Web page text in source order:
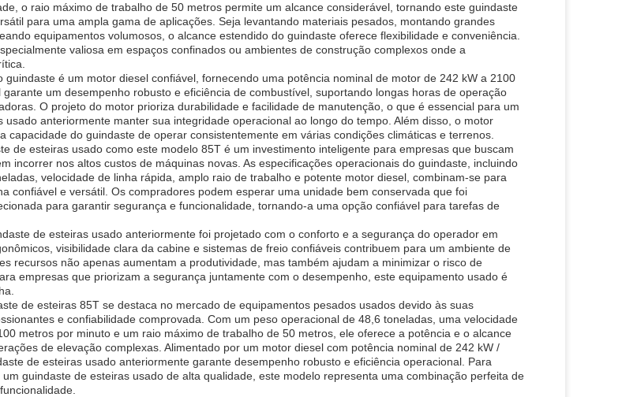
o raio máximo de trabalho de 50 metros permite um alcance considerável, tornando este guindaste
para uma ampla gama de aplicações. Seja levantando materiais pesados, montando grandes
equipamentos volumosos, o alcance estendido do guindaste oferece flexibilidade e conveniência.
valiosa em espaços confinados ou ambientes de construção complexos onde a
guindaste é um motor diesel confiável, fornecendo uma potência nominal de motor de 242 kW a 2100
garante um desempenho robusto e eficiência de combustível, suportando longas horas de operação
O projeto do motor prioriza durabilidade e facilidade de manutenção, o que é essencial para um
usado anteriormente manter sua integridade operacional ao longo do tempo. Além disso, o motor
capacidade do guindaste de operar consistentemente em várias condições climáticas e terrenos.
de esteiras usado como este modelo 85T é um investimento inteligente para empresas que buscam
incorrer nos altos custos de máquinas novas. As especificações operacionais do guindaste, incluindo
velocidade de linha rápida, amplo raio de trabalho e potente motor diesel, combinam-se para
confiável e versátil. Os compradores podem esperar uma unidade bem conservada que foi
para garantir segurança e funcionalidade, tornando-a uma opção confiável para tarefas de
de esteiras usado anteriormente foi projetado com o conforto e a segurança do operador em
visibilidade clara da cabine e sistemas de freio confiáveis contribuem para um ambiente de
recursos não apenas aumentam a produtividade, mas também ajudam a minimizar o risco de
empresas que priorizam a segurança juntamente com o desempenho, este equipamento usado é
de esteiras 85T se destaca no mercado de equipamentos pesados usados devido às suas
e confiabilidade comprovada. Com um peso operacional de 48,6 toneladas, uma velocidade
metros por minuto e um raio máximo de trabalho de 50 metros, ele oferece a potência e o alcance
de elevação complexas. Alimentado por um motor diesel com potência nominal de 242 kW /
de esteiras usado anteriormente garante desempenho robusto e eficiência operacional. Para
guindaste de esteiras usado de alta qualidade, este modelo representa uma combinação perfeita de